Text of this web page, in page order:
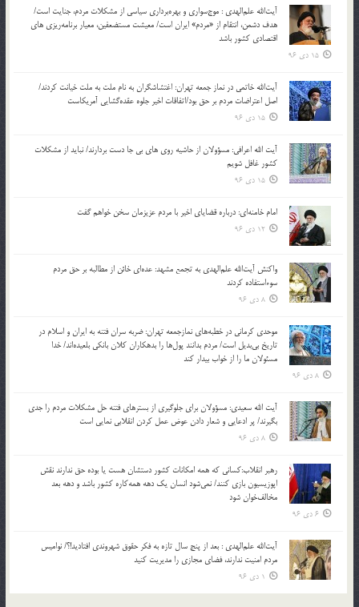
آیت‌الله علم‌الهدی : موج‌سواری و بهره‌برداری سیاسی از مشکلات مردم، جنایت است/
هدف دشمن، انتقام از «مردم» ایران است/ معیشت مستضعفین، معیار برنامه‌ریزی های
اقتصادی کشور باشد
15 دی 96
آیت‌الله خاتمی در نماز جمعه تهران: اغتشاشگران به نام ملت به ملت خیانت کردند/
اصل اعتراضات مردم بر حق بود/اتفاقات اخیر جلوه عقده‌گشایی آمریکاست
15 دی 96
آیت الله اعرافی: مسؤولان از حاشیه روی های بی جا دست بردارند/ نباید از مشکلات
کشور غافل شویم
15 دی 96
امام خامنه‌ای: درباره قضایای اخیر با مردم عزیزمان سخن خواهم گفت
12 دی 96
واکنش آیت‌الله علم‌الهدی به تجمع مشهد: عده‌ای خائن از مطالبه بر حق مردم
سوءاستفاده کردند
8 دی 96
موحدی کرمانی در خطبه‌های نمازجمعه تهران: ضربه‌ سران فتنه به ایران و اسلام در
تاریخ بی‌بدیل است/ مردم بدانند پول‌ها را بدهکاران کلان بانکی بلعیده‌اند/ خدا
مسئولان ما را از خواب بیدار کند
8 دی 96
آیت الله سعیدی: مسؤولان برای جلوگیری از بسترهای فتنه حل مشکلات مردم را جدی
بگیرند/ پر ادعایی و شعار دادن عوض عمل کردن انقلابی نمایی است
8 دی 96
رهبر انقلاب:کسانی که همه امکانات کشور دستشان هست یا بوده حق ندارند نقش
اپوزیسیون بازی کنند/ نمی‌شود انسان یک‌ دهه همه‌کاره کشور باشد و دهه بعد
مخالف‌خوان شود
6 دی 96
آیت‌الله علم‌الهدی : بعد از پنج سال تازه به فکر حقوق شهروندی افتادید!؟/ نوامیس
مردم امنیت ندارند، فضای مجازی را مدیریت کنید
1 دی 96